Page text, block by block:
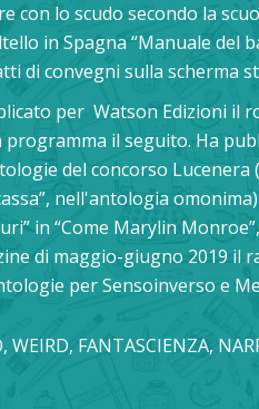
con lo scudo secondo la
in Spagna “Manuale del
di convegni sulla scherma
per Watson Edizioni il
programma il seguito. Ha
del concorso Lucenera
nell'antologia
in “Come Marylin
di maggio-giugno 2019 il
per Sensoinverso e
WEIRD, FANTASCIENZA,